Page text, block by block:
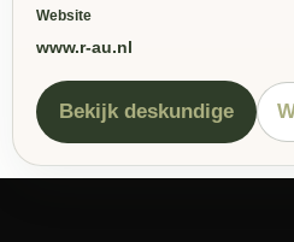
Website
www.r-au.nl
Bekijk deskundige